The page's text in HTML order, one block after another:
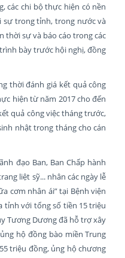
các chi bộ thực hiện có nền
sự trong tỉnh, trong nước và
thời sự và báo cáo trong các
bày trước hội nghị, đồng
thời đánh giá kết quả công
hiện từ năm 2017 cho đến
quả công việc tháng trước,
nhật trong tháng cho cán
đạo Ban, Ban Chấp hành
liệt sỹ... nhân các ngày lễ
cơm nhân ái” tại Bệnh viện
tỉnh với tổng số tiền 15 triệu
Tương Dương đã hỗ trợ xây
hộ đồng bào miền Trung
triệu đồng, ủng hộ chương